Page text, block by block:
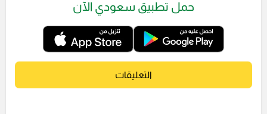
حمل تطبيق سعودي الآن
التعليقات